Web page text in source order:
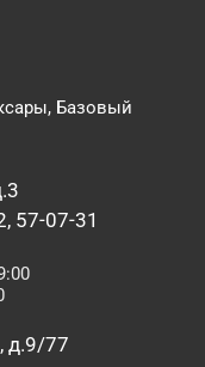
Базовый
57-07-31
д.9/77